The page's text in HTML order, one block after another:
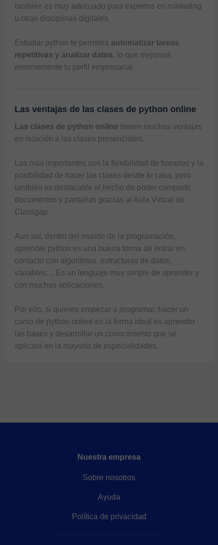
también es muy adecuado para expertos en márketing
u otras disciplinas digitales.
Estudiar python te permitirá automatizar tareas
repetitivas y analizar datos, lo que mejorará
enormemente tu perfil empresarial.
Las ventajas de las clases de python online
Las clases de python online tienen muchas ventajas
en relación a las clases presenciales.
Las más importantes son la flexibilidad de horarios y la
posibilidad de hacer las clases desde tu casa, pero
también es destacable el hecho de poder compartir
Aun así, dentro del mundo de la programación,
aprender python es una buena forma de entrar en
contacto con algoritmos, estructuras de datos,
variables… Es un lenguaje muy simple de aprender y
con muchas aplicaciones.
Por ello, si quieres empezar a programar, hacer un
curso de python online es la forma ideal es aprender
las bases y desarrollar un conocimiento que se
aplicará en la mayoría de especialidades.
Nuestra empresa
Sobre nosotros
Ayuda
Política de privacidad